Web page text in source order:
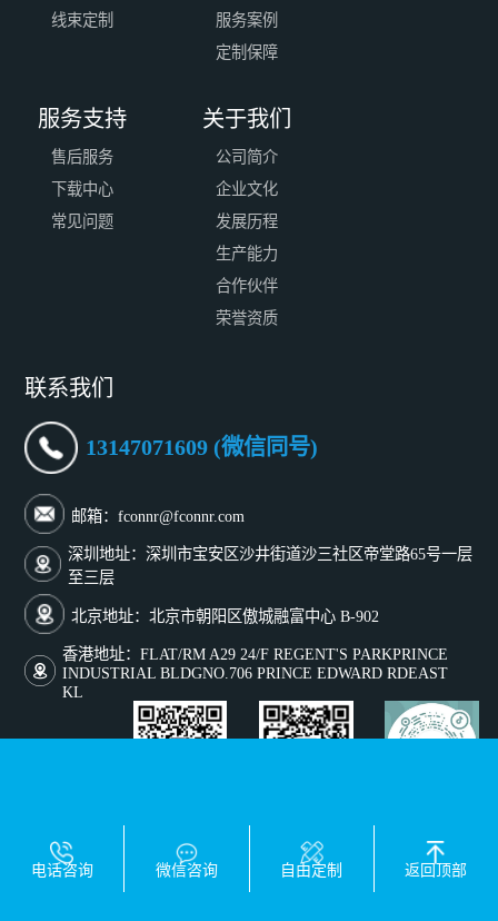
线束定制
服务案例
定制保障
服务支持
售后服务
下载中心
常见问题
关于我们
公司简介
企业文化
发展历程
生产能力
合作伙伴
荣誉资质
联系我们
13147071609 (微信同号)
邮箱：fconnr@fconnr.com
深圳地址：深圳市宝安区沙井街道沙三社区帝堂路65号一层
至三层
北京地址：北京市朝阳区傲城融富中心 B-902
香港地址：FLAT/RM A29 24/F REGENT'S PARKPRINCE
INDUSTRIAL BLDGNO.706 PRINCE EDWARD RDEAST
KL
友情链接： 1688工厂店
电话咨询 微信咨询 自由定制 返回顶部